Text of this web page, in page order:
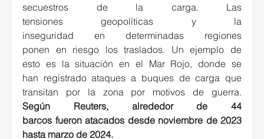
secuestros de la carga. Las
tensiones geopolíticas y la
inseguridad en determinadas regiones
ponen en riesgo los traslados. Un ejemplo de
esto es la situación en el Mar Rojo, donde se
han registrado ataques a buques de carga que
Según Reuters, alrededor de 44
barcos fueron atacados desde noviembre de 2023
hasta marzo de 2024.